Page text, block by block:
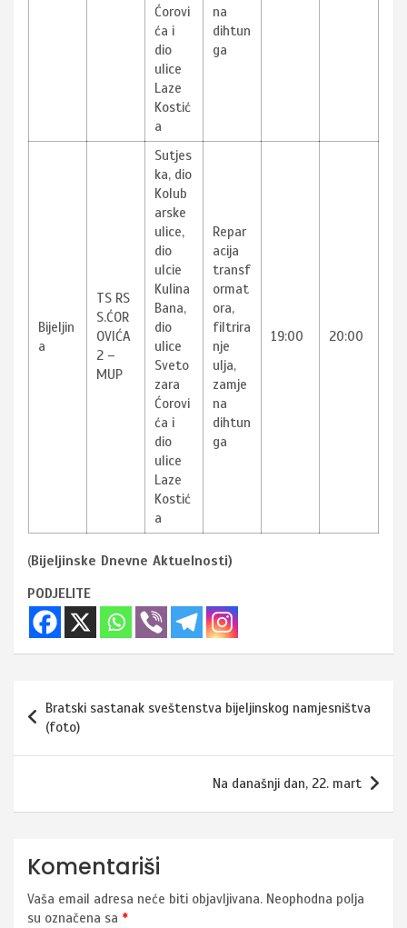
Ćorovi
ća i
dio
ulice
Laze
Kostić
a
na
dihtun
ga
Bijeljin
a
TS RS
S.ĆOR
OVIĆA
2 –
MUP
Sutjes
ka, dio
Kolub
arske
ulice,
dio
ulcie
Kulina
Bana,
dio
ulice
Sveto
zara
Ćorovi
ća i
dio
ulice
Laze
Kostić
a
Repar
acija
transf
ormat
ora,
filtrira
nje
ulja,
zamje
na
dihtun
ga
19:00 20:00
(Bijeljinske Dnevne Aktuelnosti)
PODJELITE
Navigacija
članaka
Bratski sastanak sveštenstva bijeljinskog namjesništva
(foto)
Na današnji dan, 22. mart
Komentariši
Vaša email adresa neće biti objavljivana. Neophodna polja
su označena sa *